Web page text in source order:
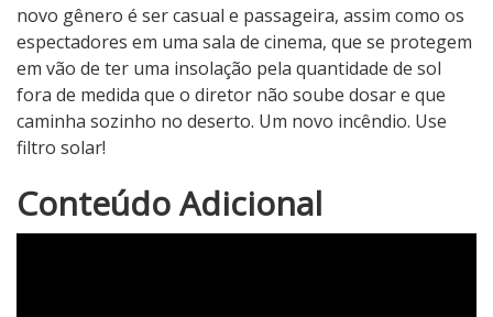
novo gênero é ser casual e passageira, assim como os
espectadores em uma sala de cinema, que se protegem
em vão de ter uma insolação pela quantidade de sol
fora de medida que o diretor não soube dosar e que
caminha sozinho no deserto. Um novo incêndio. Use
filtro solar!
N
o
Conteúdo Adicional